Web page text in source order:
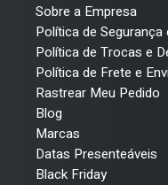
Sobre a Empresa
Política de Segurança
Política de Trocas e
Política de Frete e
Rastrear Meu Pedido
Blog
Marcas
Datas Presenteáveis
Black Friday